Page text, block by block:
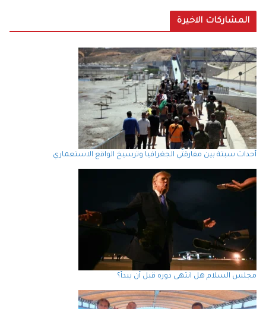
المشاركات الاخيرة
أحداث سبتة بين مفارقتَي الجغرافيا وترسيخ الواقع الاستعماري
مجلس السلام هل انتهى دوره قبل أن يبدأ؟